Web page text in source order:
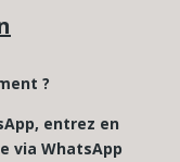
?
entrez en
via WhatsApp